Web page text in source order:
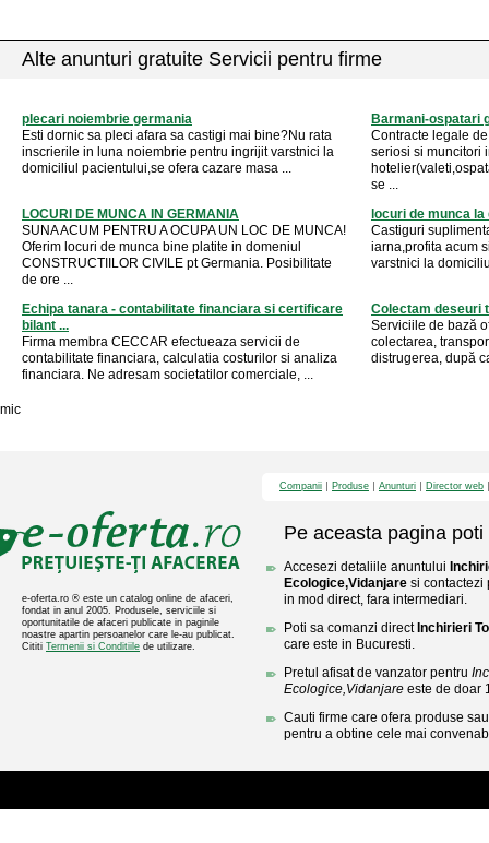
Alte anunturi gratuite Servicii pentru firme
plecari noiembrie germania
Esti dornic sa pleci afara sa castigi mai bine?Nu rata
inscrierile in luna noiembrie pentru ingrijit varstnici la
domiciliul pacientului,se ofera cazare masa ...
Barmani-ospatari
Contracte legale
seriosi si muncitori
se ...
LOCURI DE MUNCA IN GERMANIA
SUNA ACUM PENTRU A OCUPA UN LOC DE MUNCA!
Oferim locuri de munca bine platite in domeniul
CONSTRUCTIILOR CIVILE pt Germania. Posibilitate
de ore ...
locuri de munca
Castiguri
iarna,profita acum
varstnici la
Echipa tanara - contabilitate financiara si certificare
bilant ...
Firma membra CECCAR efectueaza servicii de
contabilitate financiara, calculatia costurilor si analiza
financiara. Ne adresam societatilor comerciale, ...
Colectam deseuri
Serviciile de bază
colectarea,
distrugerea, după
mic
e-oferta.ro ® este un catalog online de afaceri,
fondat in anul 2005. Produsele, serviciile si
oportunitatile de afaceri publicate in paginile
noastre apartin persoanelor care le-au publicat.
Cititi Termenii si Conditiile de utilizare.
Companii Produse Anunturi Director web
Pe aceasta pagina poti
Accesezi detaliile anuntului
Ecologice,Vidanjare si contactezi
in mod direct, fara intermediari.
Poti sa comanzi direct Inchirieri
care este in Bucuresti.
Pretul afisat de vanzator pentru
Ecologice,Vidanjare este de doar
Cauti firme care ofera produse
pentru a obtine cele mai